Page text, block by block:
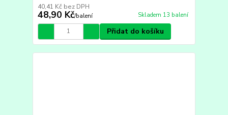
48,90 Kč/balení
40,41 Kč bez DPH
Skladem 13 balení
Přidat do košíku